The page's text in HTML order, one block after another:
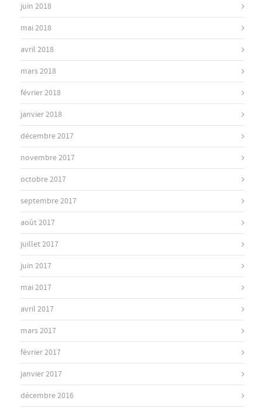
juin 2018
mai 2018
avril 2018
mars 2018
février 2018
janvier 2018
décembre 2017
novembre 2017
octobre 2017
septembre 2017
août 2017
juillet 2017
juin 2017
mai 2017
avril 2017
mars 2017
février 2017
janvier 2017
décembre 2016